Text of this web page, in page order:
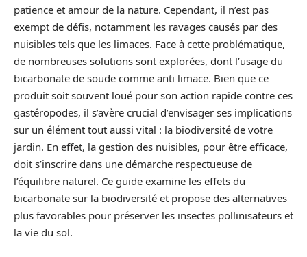
patience et amour de la nature. Cependant, il n’est pas
exempt de défis, notamment les ravages causés par des
nuisibles tels que les limaces. Face à cette problématique,
de nombreuses solutions sont explorées, dont l’usage du
bicarbonate de soude comme anti limace. Bien que ce
produit soit souvent loué pour son action rapide contre ces
gastéropodes, il s’avère crucial d’envisager ses implications
sur un élément tout aussi vital : la biodiversité de votre
jardin. En effet, la gestion des nuisibles, pour être efficace,
doit s’inscrire dans une démarche respectueuse de
l’équilibre naturel. Ce guide examine les effets du
bicarbonate sur la biodiversité et propose des alternatives
plus favorables pour préserver les insectes pollinisateurs et
la vie du sol.